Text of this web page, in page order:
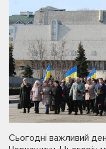
Сьогодні важливий